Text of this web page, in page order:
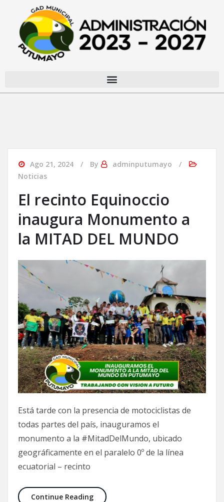
Ago 21, 2024 By
adminputumayo
Noticias
El recinto Equinoccio
inaugura Monumento a
la MITAD DEL MUNDO
Está tarde con la presencia de motociclistas de
todas partes del país, inauguramos el
monumento a la #MitadDelMundo, ubicado
geográficamente en el paralelo 0º de la línea
ecuatorial – recinto
Continue Reading